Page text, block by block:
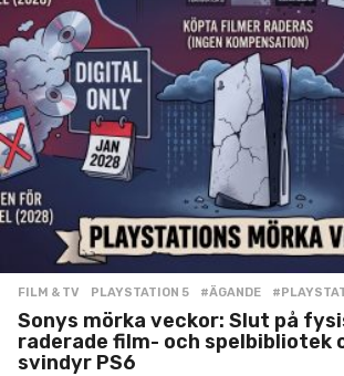
FILM & TV ,PLAYSTATION 5 #ÄGANDE ,
Sonys mörka veckor: Slut på
raderade film- och spelbibliotek
svindyr PS6